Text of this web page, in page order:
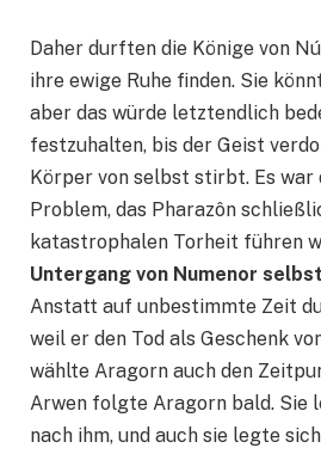
Daher durften die Könige von
ihre ewige Ruhe finden. Sie
aber das würde letztendlich
festzuhalten, bis der Geist
Körper von selbst stirbt. Es war
Problem, das Pharazôn
katastrophalen Torheit führen
Untergang von Numenor
Anstatt auf unbestimmte Zeit
weil er den Tod als Geschenk
wählte Aragorn auch den
Arwen folgte Aragorn bald. Sie
nach ihm, und auch sie legte